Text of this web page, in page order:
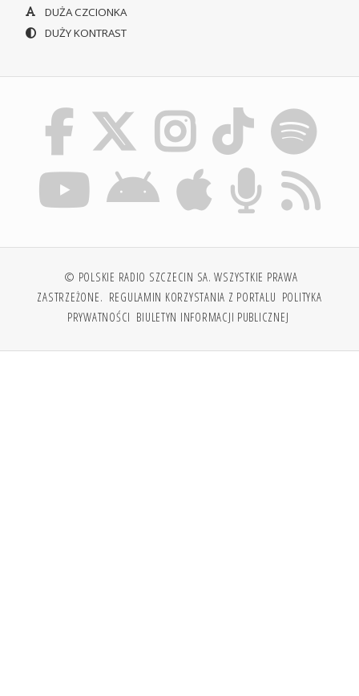
DUŻA CZCIONKA
DUŻY KONTRAST
© POLSKIE RADIO SZCZECIN SA. WSZYSTKIE PRAWA
ZASTRZEŻONE. REGULAMIN KORZYSTANIA Z PORTALU POLITYKA
PRYWATNOŚCI BIULETYN INFORMACJI PUBLICZNEJ